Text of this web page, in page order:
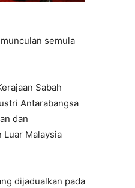
semula
Sabah
Antarabangsa
dan
Luar Malaysia
dijadualkan pada